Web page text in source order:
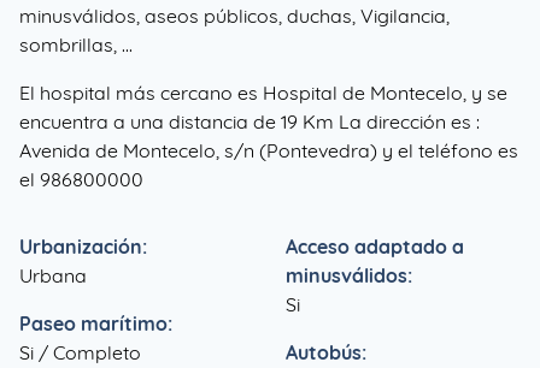
minusválidos, aseos públicos, duchas, Vigilancia,
sombrillas, ...
El hospital más cercano es Hospital de Montecelo, y se
encuentra a una distancia de 19 Km La dirección es :
Avenida de Montecelo, s/n (Pontevedra) y el teléfono es
el 986800000
Urbanización:
Urbana
Paseo marítimo:
Si / Completo
Acceso adaptado a
minusválidos:
Si
Autobús: